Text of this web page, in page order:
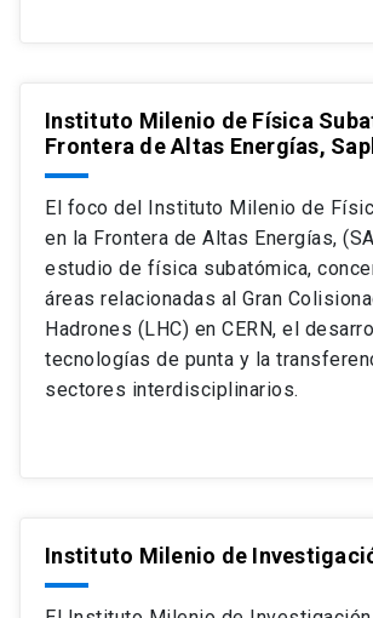
Instituto Milenio de Física
Frontera de Altas Energías,
El foco del Instituto Milenio de
en la Frontera de Altas Energías,
estudio de física subatómica,
áreas relacionadas al Gran
Hadrones (LHC) en CERN, el
tecnologías de punta y la
sectores interdisciplinarios.
Instituto Milenio de